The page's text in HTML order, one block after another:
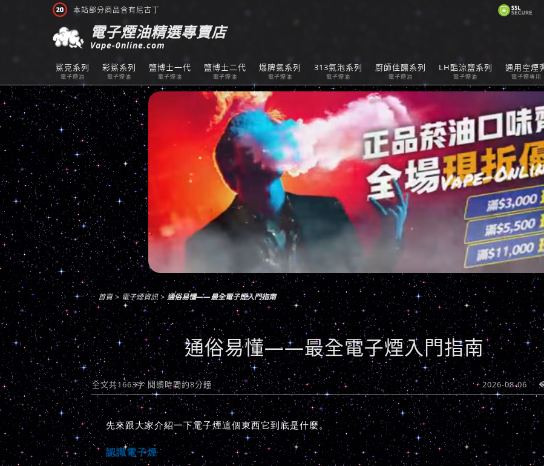
本站部分商品含有尼古丁
電子煙油精選專賣店
Vape-0nline.com
購
鯊克系列
電子煙油
彩鯊系列
電子煙油
鹽博士一代
電子煙油
鹽博士二代
電子煙油
爆脾氣系列
電子煙油
313氣泡系列
電子煙油
廚師佳釀系列
電子煙油
LH酷涼鹽系列
電子煙油
通用空煙
電子煙專用
首頁 電子煙資訊 通俗易懂——最全電子煙入門指南
通俗易懂——最全電子煙入門指南
全文共1663字 閱讀時間約8分鐘 2026-08-06